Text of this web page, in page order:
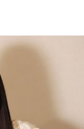
馬たちの受け皿と
所があってよかった
際に行かせていただ
活を終えた馬たちが
感したという。
の活動を知ったそ